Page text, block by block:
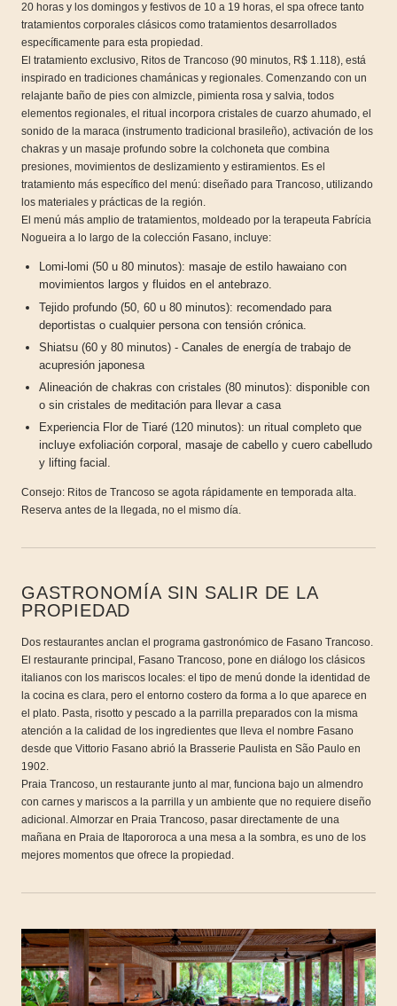
20 horas y los domingos y festivos de 10 a 19 horas, el spa ofrece tanto
tratamientos corporales clásicos como tratamientos desarrollados
específicamente para esta propiedad.
El tratamiento exclusivo, Ritos de Trancoso (90 minutos, R$ 1.118), está
inspirado en tradiciones chamánicas y regionales. Comenzando con un
relajante baño de pies con almizcle, pimienta rosa y salvia, todos
elementos regionales, el ritual incorpora cristales de cuarzo ahumado, el
sonido de la maraca (instrumento tradicional brasileño), activación de los
chakras y un masaje profundo sobre la colchoneta que combina
presiones, movimientos de deslizamiento y estiramientos. Es el
tratamiento más específico del menú: diseñado para Trancoso, utilizando
los materiales y prácticas de la región.
El menú más amplio de tratamientos, moldeado por la terapeuta Fabrícia
Nogueira a lo largo de la colección Fasano, incluye:
Lomi-lomi (50 u 80 minutos): masaje de estilo hawaiano con
movimientos largos y fluidos en el antebrazo.
Tejido profundo (50, 60 u 80 minutos): recomendado para
deportistas o cualquier persona con tensión crónica.
Shiatsu (60 y 80 minutos) - Canales de energía de trabajo de
acupresión japonesa
Alineación de chakras con cristales (80 minutos): disponible con
o sin cristales de meditación para llevar a casa
Experiencia Flor de Tiaré (120 minutos): un ritual completo que
incluye exfoliación corporal, masaje de cabello y cuero cabelludo
y lifting facial.
Consejo: Ritos de Trancoso se agota rápidamente en temporada alta.
Reserva antes de la llegada, no el mismo día.
GASTRONOMÍA SIN SALIR DE LA
PROPIEDAD
Dos restaurantes anclan el programa gastronómico de Fasano Trancoso.
El restaurante principal, Fasano Trancoso, pone en diálogo los clásicos
italianos con los mariscos locales: el tipo de menú donde la identidad de
la cocina es clara, pero el entorno costero da forma a lo que aparece en
el plato. Pasta, risotto y pescado a la parrilla preparados con la misma
atención a la calidad de los ingredientes que lleva el nombre Fasano
desde que Vittorio Fasano abrió la Brasserie Paulista en São Paulo en
1902.
Praia Trancoso, un restaurante junto al mar, funciona bajo un almendro
con carnes y mariscos a la parrilla y un ambiente que no requiere diseño
adicional. Almorzar en Praia Trancoso, pasar directamente de una
mañana en Praia de Itapororoca a una mesa a la sombra, es uno de los
mejores momentos que ofrece la propiedad.